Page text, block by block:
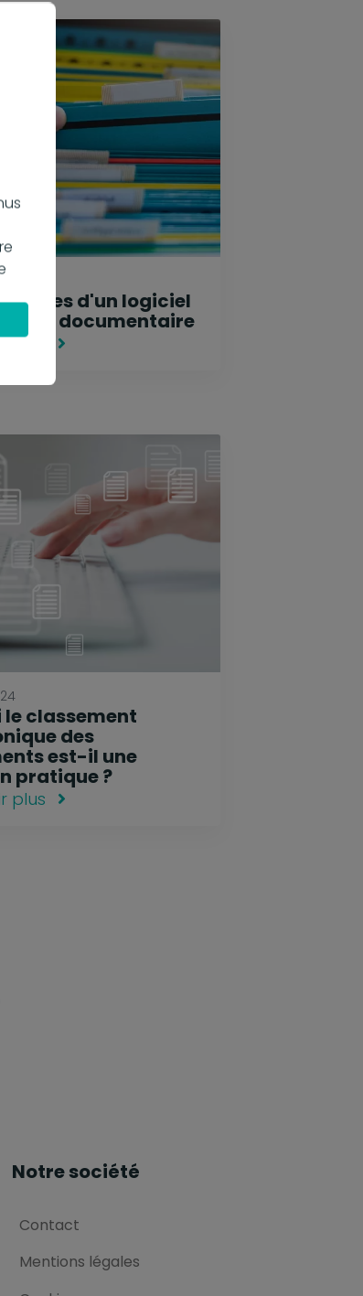
d'un logiciel
documentaire
plus
le classement
des
est-il une
pratique ?
plus
Notre société
Contact
Mentions légales